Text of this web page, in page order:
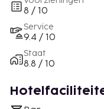
8 / 10
Service
9.4 / 10
Staat
8.8 / 10